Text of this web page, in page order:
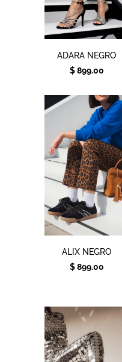
ADARA NEGRO
$ 899.00
ALIX NEGRO
$ 899.00